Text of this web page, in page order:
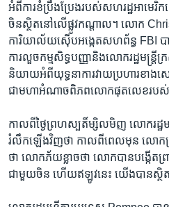
អំពីការ​ខំប្រឹង​ប្រែង​របស់​សហរដ្ឋ​អាមេរិក​
ចិនស្ថិត​នៅ​លើ​ផ្លូវ​កណ្តាល។ លោក
ការិយាល័យ​ស៊ើប​អង្កេត​សហព័ន្ធ FBI ប
ការលួច​កម្មសិទ្ធ​បញ្ញានិង​លោក​រដ្ឋមន្រ្
និយាយ​អំពី​យុទ្ធនាការ​វាយ​ប្រហារ​ខាង​ស
ជា​មហា​អំណាច​ពិភព​លោក​ផុតលេខ​រប
កាលពី​ថ្ងៃ​ព្រហស្បតិ៍ម្សិលមិញ​ លោករដ្ឋម
រំលឹក​ឡើង​វិញ​ថា កាល​ពី​ពេល​មុន ​លោក​
ថា លោក​ភ័យ​ខ្លាច​ថា ​លោក​បាន​បង្កើត​
ជាមួយ​ចិន ហើយ​ឥឡូវ​នេះ​ យើង​បាន​ស្ថិ